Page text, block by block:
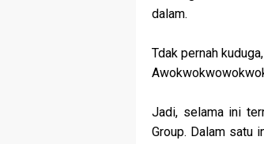
dalam.
Tdak pernah
Jadi, selama ini
Group. Dalam satu